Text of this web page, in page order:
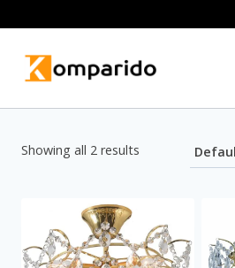
content
Showing all 2 results